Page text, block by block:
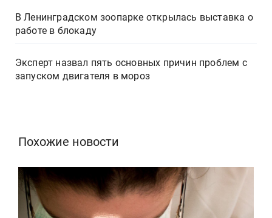
В Ленинградском зоопарке открылась выставка о
работе в блокаду
Эксперт назвал пять основных причин проблем с
запуском двигателя в мороз
Похожие новости